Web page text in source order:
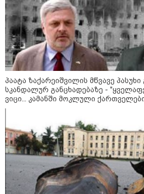
"რაკეტები ჩვენც
ტრამპი უკრაინისთვის
რაკეტების გაგზავნაზე
23:40 / 07-08-
პაატა ზაქარეიშვილის მწვავე
სკანდალურ განცხადებაზე -
ვიცი... კამანში მოკლული ქართველები
ბარამიძე კი ტყუის"